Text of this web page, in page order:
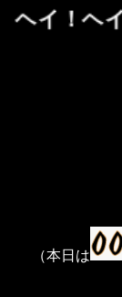
ヘイ！ヘ
（本日は